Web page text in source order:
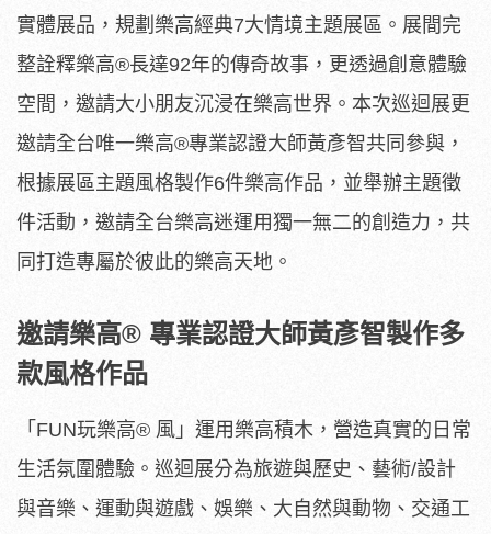
實體展品，規劃樂高經典7大情境主題展區。展間完
整詮釋樂高®長達92年的傳奇故事，更透過創意體驗
空間，邀請大小朋友沉浸在樂高世界。本次巡迴展更
邀請全台唯一樂高®專業認證大師黃彥智共同參與，
根據展區主題風格製作6件樂高作品，並舉辦主題徵
件活動，邀請全台樂高迷運用獨一無二的創造力，共
同打造專屬於彼此的樂高天地。
邀請樂高® 專業認證大師黃彥智製作多
款風格作品
「FUN玩樂高® 風」運用樂高積木，營造真實的日常
生活氛圍體驗。巡迴展分為旅遊與歷史、藝術/設計
與音樂、運動與遊戲、娛樂、大自然與動物、交通工